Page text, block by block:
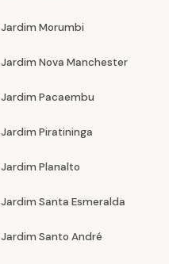
Jardim Morumbi
Jardim Nova Manchester
Jardim Pacaembu
Jardim Piratininga
Jardim Planalto
Jardim Santa Esmeralda
Jardim Santo André